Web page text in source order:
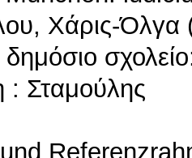
Χάρις-Όλγα
δημόσιο
: Σταμούλης